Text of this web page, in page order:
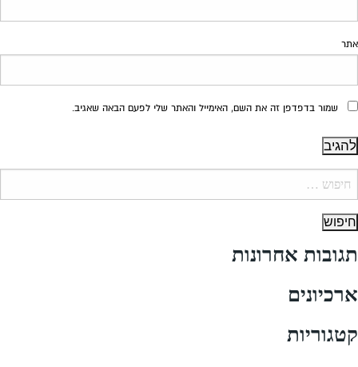
אתר
שמור בדפדפן זה את השם, האימייל והאתר שלי לפעם הבאה שאגיב.
תגובות אחרונות
ארכיונים
קטגוריות